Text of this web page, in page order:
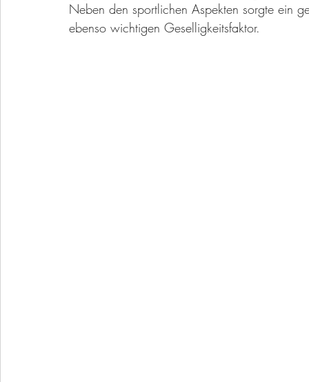
Neben den sportlichen Aspekten sorgte ein
ebenso wichtigen Geselligkeitsfaktor.